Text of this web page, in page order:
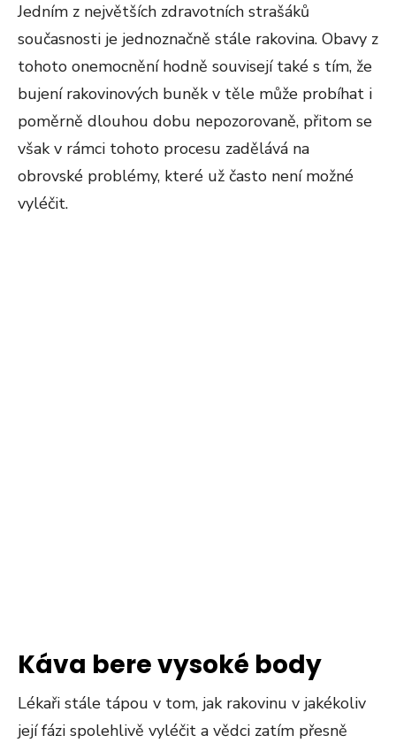
Jedním z největších zdravotních strašáků
současnosti je jednoznačně stále rakovina. Obavy z
tohoto onemocnění hodně souvisejí také s tím, že
bujení rakovinových buněk v těle může probíhat i
poměrně dlouhou dobu nepozorovaně, přitom se
však v rámci tohoto procesu zadělává na
obrovské problémy, které už často není možné
vyléčit.
Káva bere vysoké body
Lékaři stále tápou v tom, jak rakovinu v jakékoliv
její fázi spolehlivě vyléčit a vědci zatím přesně